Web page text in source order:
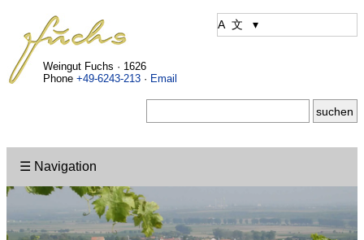
Weingut Fuchs · 1626
Phone +49-6243-213· Email
☰ Navigation